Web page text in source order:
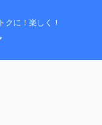
クに！楽しく！